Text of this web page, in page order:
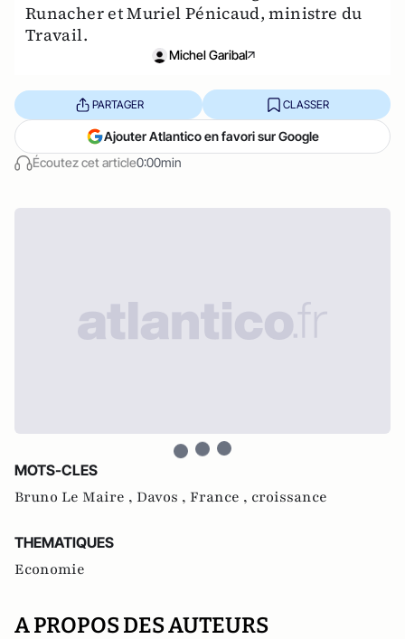
Runacher et Muriel Pénicaud, ministre du
Travail.
Michel Garibal
Écoutez cet article0:00min
PARTAGER CLASSER
Ajouter Atlantico en favori sur Google
MOTS-CLES
Bruno Le Maire , Davos , France , croissance
THEMATIQUES
Economie
A PROPOS DES AUTEURS